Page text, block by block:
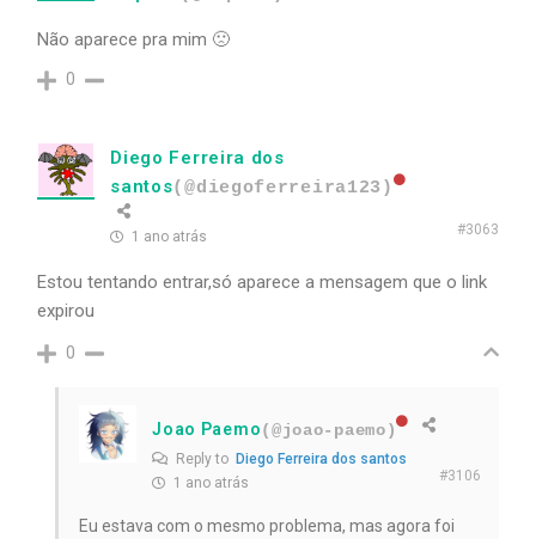
Não aparece pra mim 🙁
0
Diego Ferreira dos
santos(@diegoferreira123)
1 ano atrás #3063
Estou tentando entrar,só aparece a mensagem que o link
expirou
0
Joao Paemo(@joao-paemo)
Reply to Diego Ferreira dos santos
1 ano atrás
#3106
Eu estava com o mesmo problema, mas agora foi